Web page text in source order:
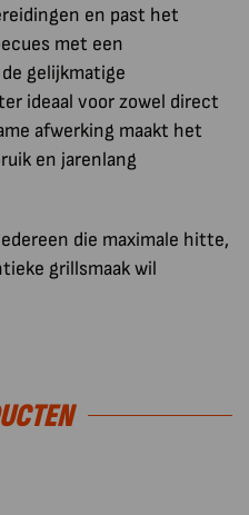
en past het
met een
gelijkmatige
ideaal voor zowel direct
afwerking maakt het
en jarenlang
die maximale hitte,
grillsmaak wil